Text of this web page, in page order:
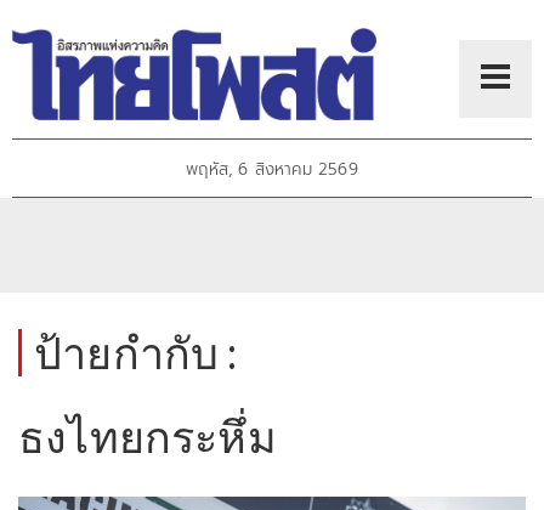
พฤหัส, 6 สิงหาคม 2569
ป้ายกำกับ :
ธงไทยกระหึ่ม